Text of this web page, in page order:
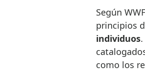
Según
principios
individuos.
como los